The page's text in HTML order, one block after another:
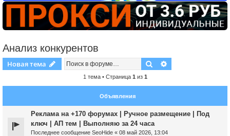
Анализ конкурентов
Новая тема Поиск
1 тема • Страница 1 из 1
Объявления
Реклама на +170 форумах | Ручное размещение | Под
ключ | АП тем | Выполняю за 24 часа
Последнее сообщение SeoHide « 08 май 2026, 13:04